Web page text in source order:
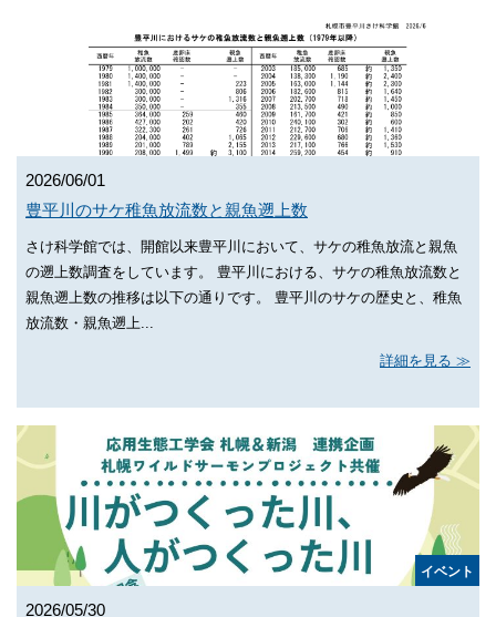
2026/06/01
豊平川のサケ稚魚放流数と親魚遡上数
さけ科学館では、開館以来豊平川において、サケの稚魚放流と親魚
の遡上数調査をしています。 豊平川における、サケの稚魚放流数と
親魚遡上数の推移は以下の通りです。 豊平川のサケの歴史と、稚魚
放流数・親魚遡上...
詳細を見る
イベント
2026/05/30